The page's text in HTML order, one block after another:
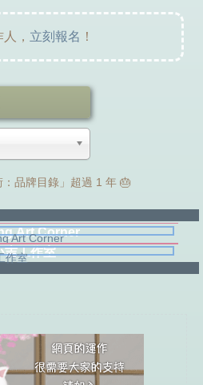
， 立刻報名 ！
：品牌目錄」超過 1 年 🎂
Art Corner
吉工作室